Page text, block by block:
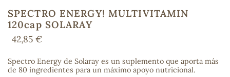
SPECTRO ENERGY! MULTIVITAMIN
120cap SOLARAY
42,85 €
Spectro Energy de Solaray es un suplemento que aporta más
de 80 ingredientes para un máximo apoyo nutricional.